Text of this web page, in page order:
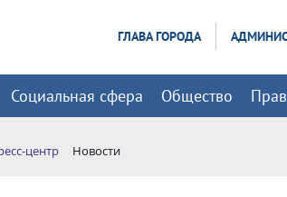
ГЛАВА ГОРОДА
Социальная сфера Общество
центр Новости